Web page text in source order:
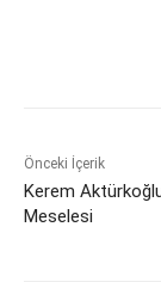
Önceki İçerik
Kerem
Meselesi